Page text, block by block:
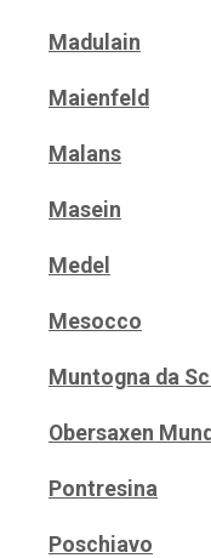
Madulain
Maienfeld
Malans
Masein
Medel
Mesocco
Muntogna da
Obersaxen
Pontresina
Poschiavo